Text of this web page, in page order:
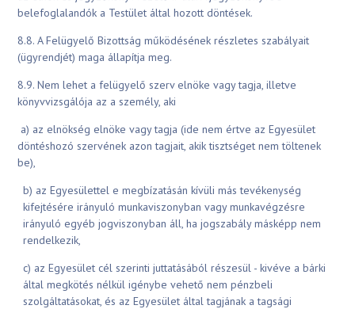
belefoglalandók a Testület által hozott döntések.
8.8. A Felügyelő Bizottság működésének részletes szabályait
(ügyrendjét) maga állapítja meg.
8.9. Nem lehet a felügyelő szerv elnöke vagy tagja, illetve
könyvvizsgálója az a személy, aki
a) az elnökség elnöke vagy tagja (ide nem értve az Egyesület
döntéshozó szervének azon tagjait, akik tisztséget nem töltenek
be),
b) az Egyesülettel e megbízatásán kívüli más tevékenység
kifejtésére irányuló munkaviszonyban vagy munkavégzésre
irányuló egyéb jogviszonyban áll, ha jogszabály másképp nem
rendelkezik,
c) az Egyesület cél szerinti juttatásából részesül - kivéve a bárki
által megkötés nélkül igénybe vehető nem pénzbeli
szolgáltatásokat, és az Egyesület által tagjának a tagsági